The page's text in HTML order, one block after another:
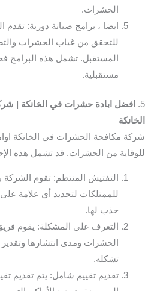
الحشرات.
ايضا ، برامج صيانة دورية: تقدم
للتحقق من غياب الحشرات
المستقبل. تشمل هذه البرامج
مستقبلية.
5.
افضل ابادة حشرات في الخانكة |
الخانكة
شركة مكافحة الحشرات في الخانكة
للوقاية من الحشرات. قد تشمل هذه
التفتيش المنتظم: تقوم
للممتلكات لتحديد أي علامة
جذب لها.
التعرف على المشكلة: يقوم
الحشرات ومدى انتشارها
تشكله.
تقديم تقييم شامل: يتم تقديم